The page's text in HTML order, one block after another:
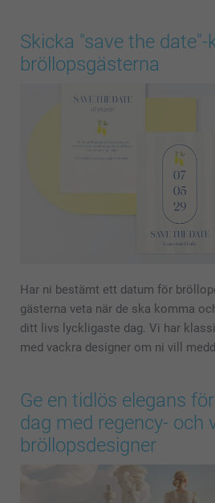
Skicka "save the date"-
bröllopsgästerna
Har ni bestämt ett datum för
gästerna veta när de ska komma
ditt livs lyckligaste dag. Vi har
med vackra designer om ni vill
Ge en tidlös elegans
dag med regency- och
bröllopsdesigner